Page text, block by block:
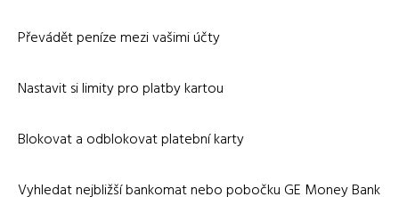
Převádět peníze mezi vašimi účty
Nastavit si limity pro platby kartou
Blokovat a odblokovat platební karty
Vyhledat nejbližší bankomat nebo pobočku GE Money Bank